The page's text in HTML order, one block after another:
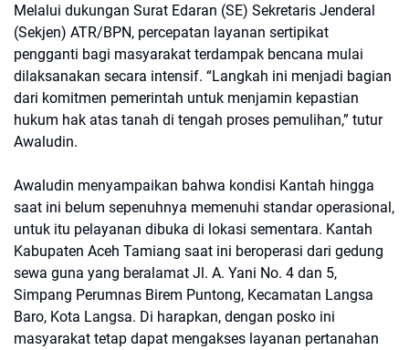
Melalui dukungan Surat Edaran (SE) Sekretaris Jenderal
(Sekjen) ATR/BPN, percepatan layanan sertipikat
pengganti bagi masyarakat terdampak bencana mulai
dilaksanakan secara intensif. “Langkah ini menjadi bagian
dari komitmen pemerintah untuk menjamin kepastian
hukum hak atas tanah di tengah proses pemulihan,” tutur
Awaludin.
Awaludin menyampaikan bahwa kondisi Kantah hingga
saat ini belum sepenuhnya memenuhi standar operasional,
untuk itu pelayanan dibuka di lokasi sementara. Kantah
Kabupaten Aceh Tamiang saat ini beroperasi dari gedung
sewa guna yang beralamat Jl. A. Yani No. 4 dan 5,
Simpang Perumnas Birem Puntong, Kecamatan Langsa
Baro, Kota Langsa. Di harapkan, dengan posko ini
masyarakat tetap dapat mengakses layanan pertanahan